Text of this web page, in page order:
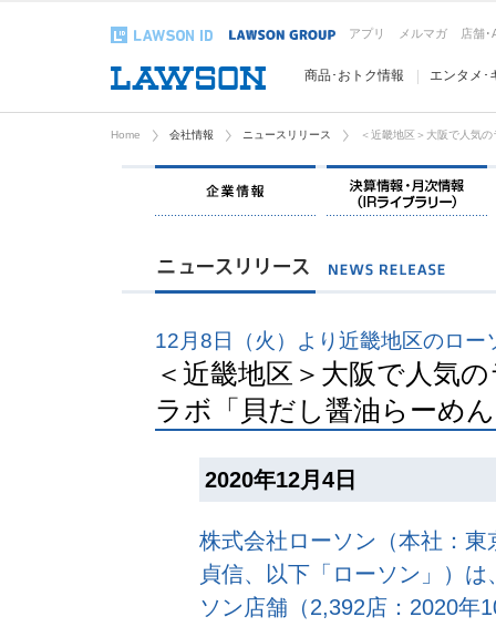
アプリ メルマガ 店舗･
商品･おトク情報 エンタメ･
Home 会社情報 ニュースリリース ＜近畿地区＞大阪で人気
企業情報
12月8日（火）より近畿地区のロー
＜近畿地区＞大阪で人気
ラボ「貝だし醤油らーめ
2020年12月4日
株式会社ローソン（本社：
貞信、以下「ローソン」）
ソン店舗（2,392店：2020年